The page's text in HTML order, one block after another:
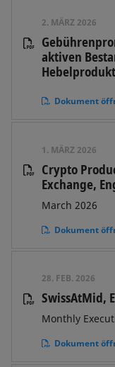
2. MÄRZ 2026
aktiven
Dokument
1. MÄRZ 2026
Crypto
Exchange,
March 2026
Dokument
28. FEB. 2026
SwissAtMid,
Monthly
Dokument